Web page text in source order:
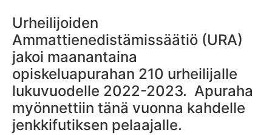
Urheilijoiden
Ammattienedistämissäätiö (URA)
jakoi maanantaina
opiskeluapurahan 210 urheilijalle
lukuvuodelle 2022-2023. Apuraha
myönnettiin tänä vuonna kahdelle
jenkkifutiksen pelaajalle.